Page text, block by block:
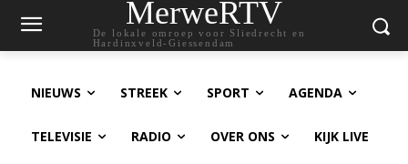
MerweRTV
De lokale omroep voor Sliedrecht en
Hardinxveld-Giessendam
NIEUWS STREEK SPORT AGENDA
TELEVISIE RADIO OVER ONS KIJK LIVE